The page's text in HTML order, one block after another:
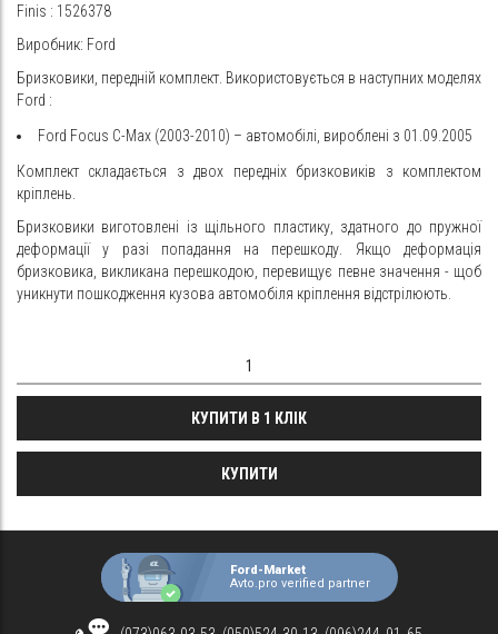
Finis : 1526378
Виробник: Ford
Бризковики, передній комплект. Використовується в наступних моделях
Ford :
Ford Focus C-Max (2003-2010) – автомобілі, вироблені з 01.09.2005
Комплект складається з двох передніх бризковиків з комплектом
кріплень.
Бризковики виготовлені із щільного пластику, здатного до пружної
деформації у разі попадання на перешкоду. Якщо деформація
бризковика, викликана перешкодою, перевищує певне значення - щоб
уникнути пошкодження кузова автомобіля кріплення відстрілюють.
КУПИТИ В 1 КЛІК
КУПИТИ
Ford-Market
Avto.pro verified partner